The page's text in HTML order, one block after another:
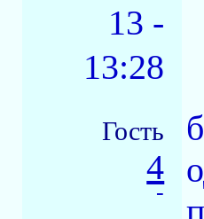
13 -
13:28
Гость
4
-